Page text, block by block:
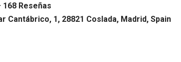
Reseñas
Cantábrico, 1, 28821 Coslada, Madrid, Spain